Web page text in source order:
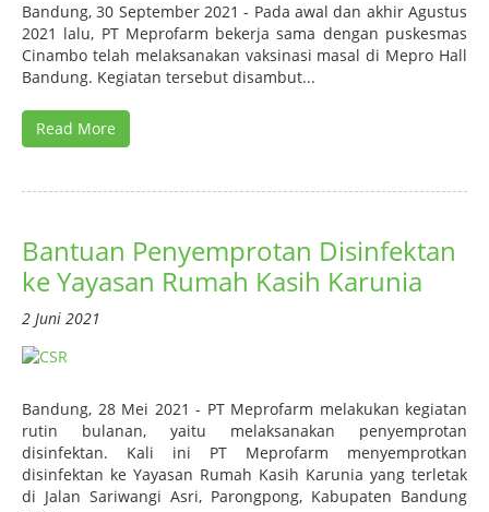
Bandung, 30 September 2021 - Pada awal dan akhir Agustus
2021 lalu, PT Meprofarm bekerja sama dengan puskesmas
Cinambo telah melaksanakan vaksinasi masal di Mepro Hall
Bandung. Kegiatan tersebut disambut...
Read More
Bantuan Penyemprotan Disinfektan
ke Yayasan Rumah Kasih Karunia
2 Juni 2021
Bandung, 28 Mei 2021 - PT Meprofarm melakukan kegiatan
rutin bulanan, yaitu melaksanakan penyemprotan
disinfektan. Kali ini PT Meprofarm menyemprotkan
disinfektan ke Yayasan Rumah Kasih Karunia yang terletak
di Jalan Sariwangi Asri, Parongpong, Kabupaten Bandung